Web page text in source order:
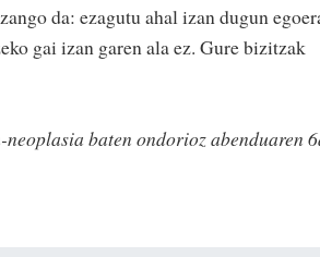
da: ezagutu ahal izan dugun
gai izan garen ala ez. Gure bizitzak
baten ondorioz abenduaren